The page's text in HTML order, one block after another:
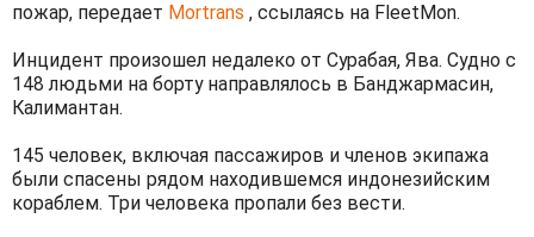
пожар, передает Mortrans , ссылаясь на FleetMon.
Инцидент произошел недалеко от Сурабая, Ява. Судно с
148 людьми на борту направлялось в Банджармасин,
Калимантан.
145 человек, включая пассажиров и членов экипажа
были спасены рядом находившемся индонезийским
кораблем. Три человека пропали без вести.